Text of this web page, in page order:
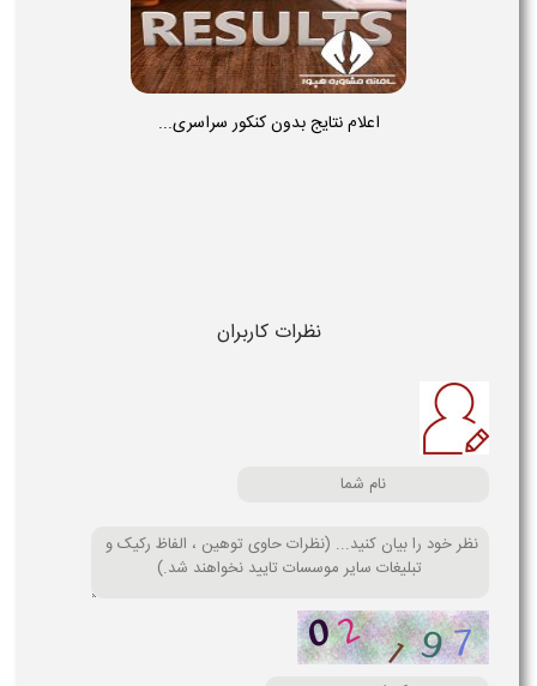
اعلام نتایج بدون کنکور سراسری...
نظرات کاربران